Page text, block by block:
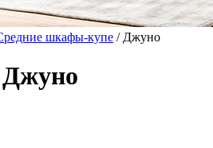
шкафы-купе / Джуно